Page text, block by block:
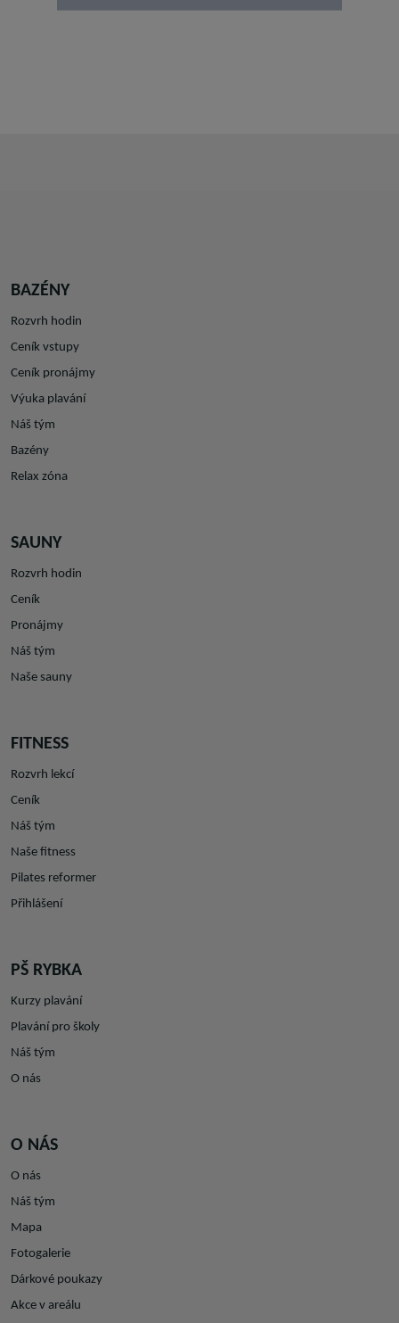
BAZÉNY
Rozvrh hodin
Ceník vstupy
Ceník pronájmy
Výuka plavání
Náš tým
Bazény
Relax zóna
SAUNY
Rozvrh hodin
Ceník
Pronájmy
Náš tým
Naše sauny
FITNESS
Rozvrh lekcí
Ceník
Náš tým
Naše fitness
Pilates reformer
Přihlášení
PŠ RYBKA
Kurzy plavání
Plavání pro školy
Náš tým
O nás
O NÁS
O nás
Náš tým
Mapa
Fotogalerie
Dárkové poukazy
Akce v areálu